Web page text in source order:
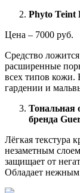
Phyto Teint
Цена – 7000 руб.
Средство
расширенные
всех типов кожи.
гардении и
Тональная
бренда
Лёгкая текстура
незаметным
защищает от
Обладает